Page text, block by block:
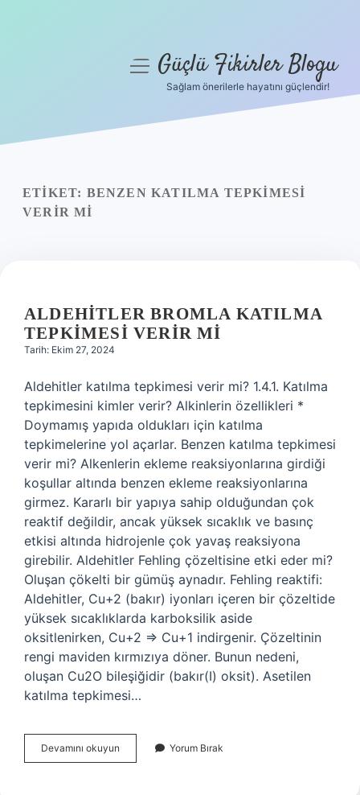
Yasal Uyarı
menüyüGüçlü Fikirler Blogu
Sağlam önerilerle hayatını güçlendir!
ETIKET: BENZEN KATILMA TEPKIMESI
VERIR MI
ALDEHITLER BROMLA KATILMA
TEPKIMESI VERIR MI
Tarih: Ekim 27, 2024
Aldehitler katılma tepkimesi verir mi? 1.4.1. Katılma
tepkimesini kimler verir? Alkinlerin özellikleri *
Doymamış yapıda oldukları için katılma
tepkimelerine yol açarlar. Benzen katılma tepkimesi
verir mi? Alkenlerin ekleme reaksiyonlarına girdiği
koşullar altında benzen ekleme reaksiyonlarına
girmez. Kararlı bir yapıya sahip olduğundan çok
reaktif değildir, ancak yüksek sıcaklık ve basınç
etkisi altında hidrojenle çok yavaş reaksiyona
girebilir. Aldehitler Fehling çözeltisine etki eder mi?
Oluşan çökelti bir gümüş aynadır. Fehling reaktifi:
Aldehitler, Cu+2 (bakır) iyonları içeren bir çözeltide
yüksek sıcaklıklarda karboksilik aside
oksitlenirken, Cu+2 => Cu+1 indirgenir. Çözeltinin
rengi maviden kırmızıya döner. Bunun nedeni,
oluşan Cu2O bileşiğidir (bakır(I) oksit). Asetilen
katılma tepkimesi…
Devamını okuyun Aldehitler
Bromla
Yorum Bırak